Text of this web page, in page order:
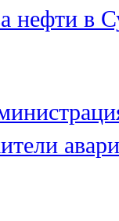
нефти в